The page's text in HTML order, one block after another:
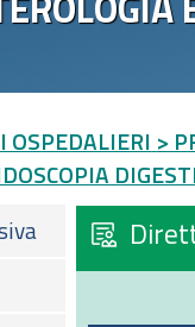
OSPEDALIERI >